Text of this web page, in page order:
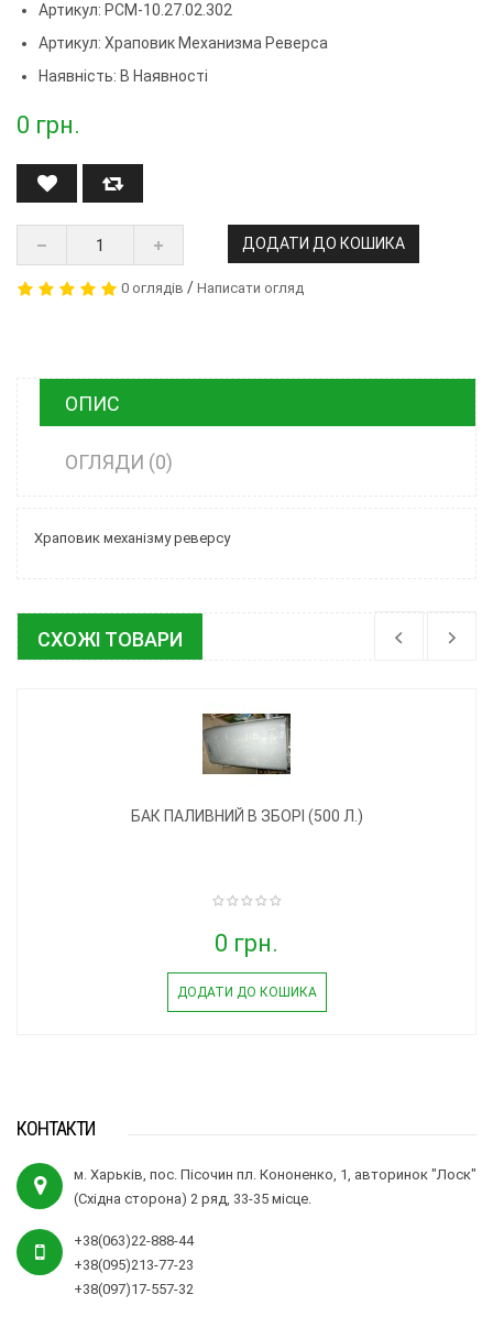
Артикул: РСМ-10.27.02.302
Артикул: Храповик Механизма Реверса
Наявність: В Наявності
0 грн.
ДОДАТИ ДО КОШИКА
0 оглядів / Написати огляд
ОПИС
ОГЛЯДИ (0)
Храповик механізму реверсу
СХОЖІ ТОВАРИ
БАК ПАЛИВНИЙ В ЗБОРІ (500 Л.)
0 грн.
ДОДАТИ ДО КОШИКА
КОНТАКТИ
м. Харьків, пос. Пісочин пл. Кононенко, 1, авторинок "Лоск"
(Східна сторона) 2 ряд, 33-35 місце.
+38(063)22-888-44
+38(095)213-77-23
+38(097)17-557-32